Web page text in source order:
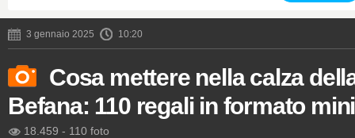
3 gennaio 2025 10:20
Cosa mettere nella calza
Befana: 110 regali in formato mini
18.459 - 110 foto